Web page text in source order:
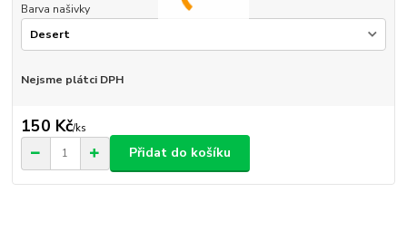
Barva našivky
Nejsme plátci DPH
150 Kč/ks
Přidat do košíku